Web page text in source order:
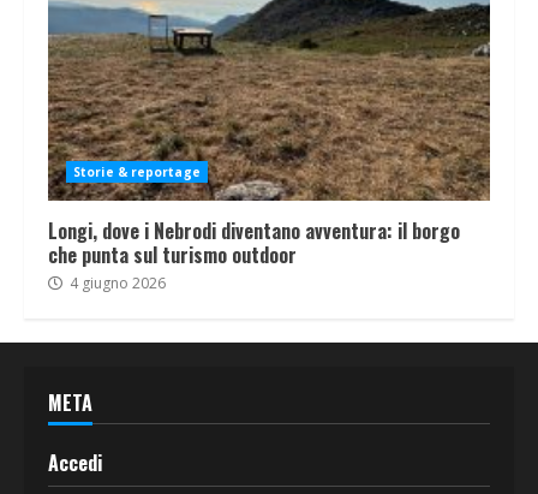
Storie & reportage
Longi, dove i Nebrodi diventano avventura: il borgo
che punta sul turismo outdoor
4 giugno 2026
META
Accedi